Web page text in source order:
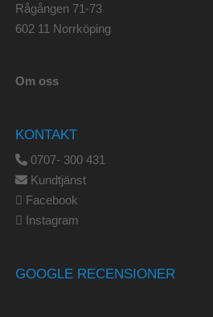
Rågången 71-73
602 11 Norrköping
Om oss
KONTAKT
0707- 300 431
Kundtjänst
Facebook
Instagram
GOOGLE RECENSIONER